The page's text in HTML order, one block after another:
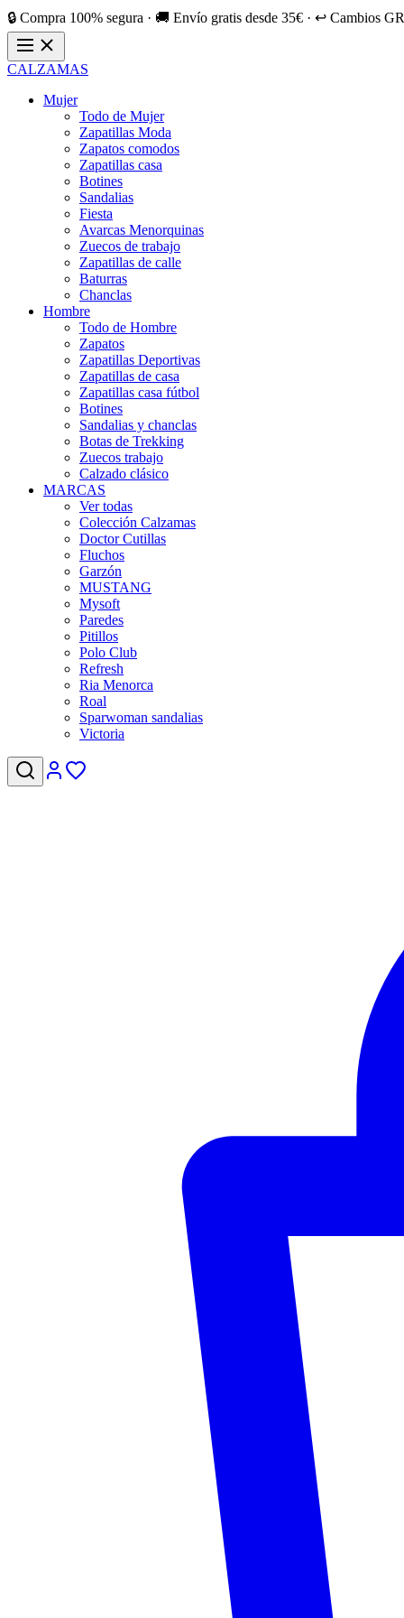
🔒 Compra 100% segura · 🚚 Envío gratis desde 35€ · ↩️ Cambios
CALZAMAS
Mujer
Todo de Mujer
Zapatillas Moda
Zapatos comodos
Zapatillas casa
Botines
Sandalias
Fiesta
Avarcas Menorquinas
Zuecos de trabajo
Zapatillas de calle
Baturras
Chanclas
Hombre
Todo de Hombre
Zapatos
Zapatillas Deportivas
Zapatillas de casa
Zapatillas casa fútbol
Botines
Sandalias y chanclas
Botas de Trekking
Zuecos trabajo
Calzado clásico
MARCAS
Ver todas
Colección Calzamas
Doctor Cutillas
Fluchos
Garzón
MUSTANG
Mysoft
Paredes
Pitillos
Polo Club
Refresh
Ria Menorca
Roal
Sparwoman sandalias
Victoria